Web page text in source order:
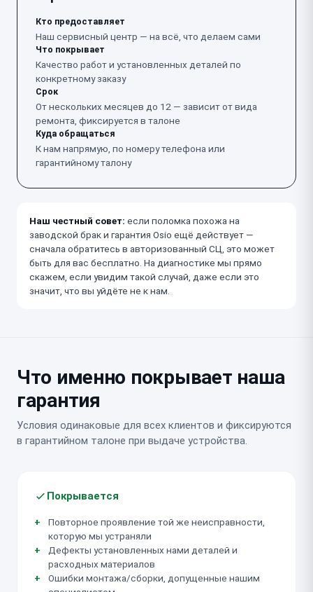
Кто предоставляет
Наш сервисный центр — на всё, что делаем сами
Что покрывает
Качество работ и установленных деталей по
конкретному заказу
Срок
От нескольких месяцев до 12 — зависит от вида
ремонта, фиксируется в талоне
Куда обращаться
К нам напрямую, по номеру телефона или
гарантийному талону
Наш честный совет: если поломка похожа на
заводской брак и гарантия Osio ещё действует —
сначала обратитесь в авторизованный СЦ, это может
быть для вас бесплатно. На диагностике мы прямо
скажем, если увидим такой случай, даже если это
значит, что вы уйдёте не к нам.
Что именно покрывает наша
гарантия
Условия одинаковые для всех клиентов и фиксируются
в гарантийном талоне при выдаче устройства.
Покрывается
Повторное проявление той же неисправности,
которую мы устраняли
Дефекты установленных нами деталей и
расходных материалов
Ошибки монтажа/сборки, допущенные нашим